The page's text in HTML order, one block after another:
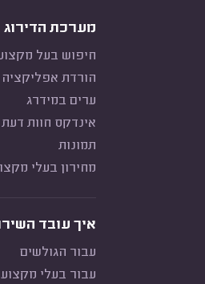
מערכת הדירוג
חיפוש בעל
הורדת אפליקציה
ערים במידרג
אינדקס חוות דעת
תמונות
מחירון בעלי
איך עובד
עבור הגולשים
עבור בעלי מקצוע